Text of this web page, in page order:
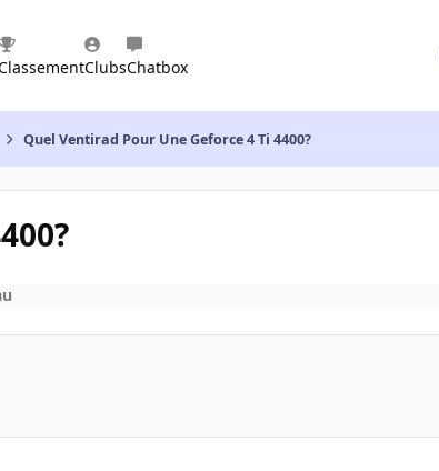
ClubsChatbox
Quel Ventirad Pour Une Geforce 4 Ti 4400?